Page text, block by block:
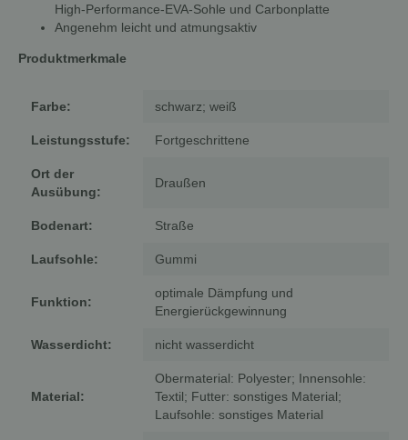
High-Performance-EVA-Sohle und Carbonplatte
Angenehm leicht und atmungsaktiv
Produktmerkmale
Farbe: schwarz; weiß
Leistungsstufe: Fortgeschrittene
Ort der
Ausübung:
Draußen
Bodenart: Straße
Laufsohle: Gummi
Funktion:
optimale Dämpfung und
Energierückgewinnung
Wasserdicht: nicht wasserdicht
Material:
Obermaterial: Polyester; Innensohle:
Textil; Futter: sonstiges Material;
Laufsohle: sonstiges Material